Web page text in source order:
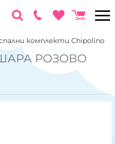
комплекти Chipolino
РОЗОВО